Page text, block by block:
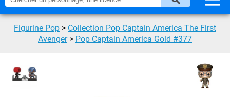
Figurine Pop > Collection Pop Captain America The First
Avenger > Pop Captain America Gold #377